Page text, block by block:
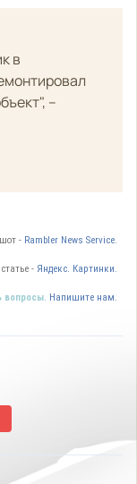
в
–
- Rambler News Service.
- Яндекс. Картинки.
вопросы. Напишите нам.